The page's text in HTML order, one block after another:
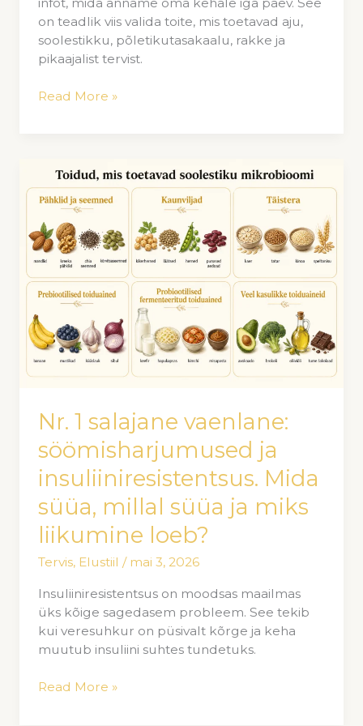
on teadlik viis valida toite, mis toetavad aju,
soolestikku, põletikutasakaalu, rakke ja
pikaajalist tervist.
Read More »
Nr. 1 salajane vaenlane:
söömisharjumused ja
insuliiniresistentsus. Mida
süüa, millal süüa ja miks
liikumine loeb?
Tervis, Elustiil / mai 3, 2026
Insuliiniresistentsus on moodsas maailmas
üks kõige sagedasem probleem. See tekib
kui veresuhkur on püsivalt kõrge ja keha
muutub insuliini suhtes tundetuks.
Nr.
1
salajane
vaenlane:
söömisharjumused
ja
insuliiniresistentsus.
Mida
süüa,
millal
süüa
liikumine
loeb?
Read More »